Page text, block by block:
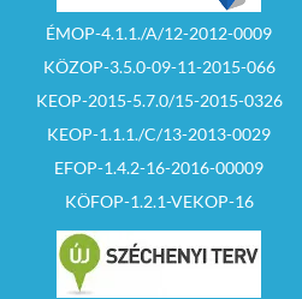
ÉMOP-4.1.1./A/12-2012-0009
KÖZOP-3.5.0-09-11-2015-066
KEOP-2015-5.7.0/15-2015-0326
KEOP-1.1.1./C/13-2013-0029
EFOP-1.4.2-16-2016-00009
KÖFOP-1.2.1-VEKOP-16